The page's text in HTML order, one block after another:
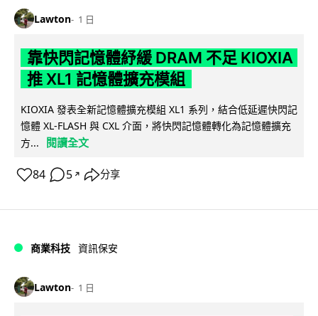
Lawton 1 日
靠快閃記憶體紓緩 DRAM 不足 KIOXIA
推 XL1 記憶體擴充模組
KIOXIA 發表全新記憶體擴充模組 XL1 系列，結合低延遲快閃記
憶體 XL-FLASH 與 CXL 介面，將快閃記憶體轉化為記憶體擴充
方...
閱讀全文
84 5 ↗ 分享
商業科技 資訊保安
Lawton 1 日